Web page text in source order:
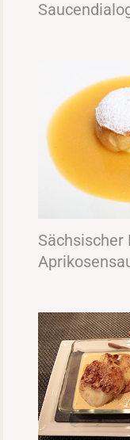
Sächsischer